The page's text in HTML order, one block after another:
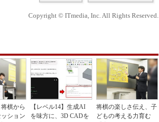
Copyright © ITmedia, Inc. All Rights Reserved.
棋から
ション
【レベル14】生成AI
を味方に、3D CADを
将棋の楽しさ伝え、子
どもの考える力育む